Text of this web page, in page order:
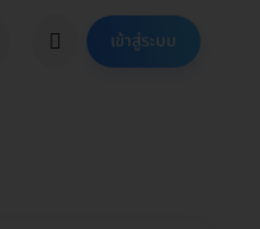
เข้าสู่ระบบ